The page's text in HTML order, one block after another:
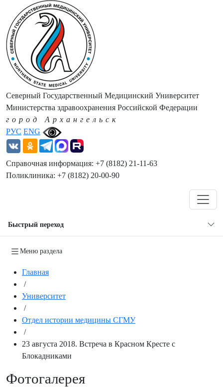
РУС ENG
Северный Государственный Медицинский Университет
Министерства здравоохранения Российской Федерации
город Архангельск
Справочная информация: +7 (8182) 21-11-63
Поликлиника: +7 (8182) 20-00-90
Быстрый переход
Меню раздела
Главная
/
Университет
/
Отдел истории медицины СГМУ
/
23 августа 2018. Встреча в Красном Кресте с
Блокадниками
Фотогалерея